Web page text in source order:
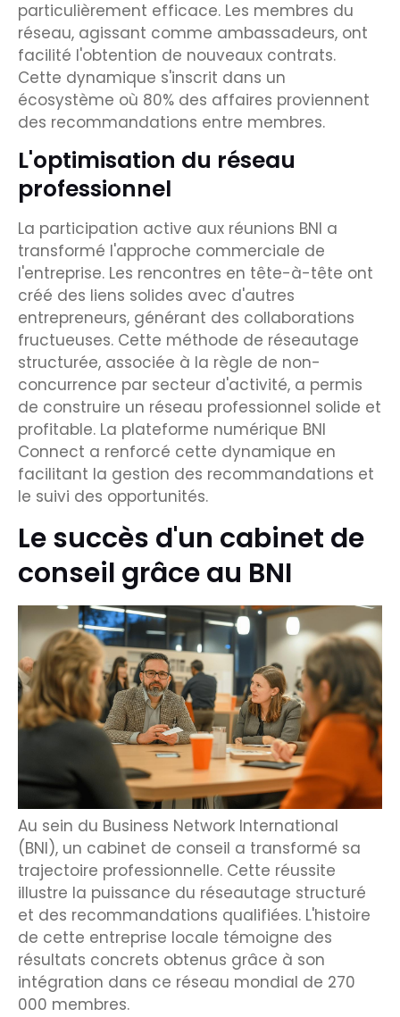
particulièrement efficace. Les membres du
réseau, agissant comme ambassadeurs, ont
facilité l'obtention de nouveaux contrats.
Cette dynamique s'inscrit dans un
écosystème où 80% des affaires proviennent
des recommandations entre membres.
L'optimisation du réseau
professionnel
La participation active aux réunions BNI a
transformé l'approche commerciale de
l'entreprise. Les rencontres en tête-à-tête ont
créé des liens solides avec d'autres
entrepreneurs, générant des collaborations
fructueuses. Cette méthode de réseautage
structurée, associée à la règle de non-
concurrence par secteur d'activité, a permis
de construire un réseau professionnel solide et
profitable. La plateforme numérique BNI
Connect a renforcé cette dynamique en
facilitant la gestion des recommandations et
le suivi des opportunités.
Le succès d'un cabinet de
conseil grâce au BNI
Au sein du Business Network International
(BNI), un cabinet de conseil a transformé sa
trajectoire professionnelle. Cette réussite
illustre la puissance du réseautage structuré
et des recommandations qualifiées. L'histoire
de cette entreprise locale témoigne des
résultats concrets obtenus grâce à son
intégration dans ce réseau mondial de 270
000 membres.